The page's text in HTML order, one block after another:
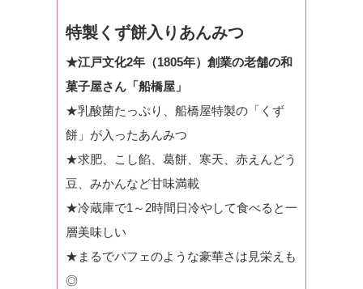
特製くず餅入りあんみつ
★江戸文化2年（1805年）創業の老舗の和
菓子屋さん「船橋屋」
★乳酸菌たっぷり、船橋屋特製の「くず
餅」が入ったあんみつ
★求肥、こし餡、葛餅、寒天、赤えんどう
豆、みかんなど甘味満載
★冷蔵庫で1～2時間日冷やして食べると一
層美味しい
★まるでパフェのような豪華さは見栄えも
◎